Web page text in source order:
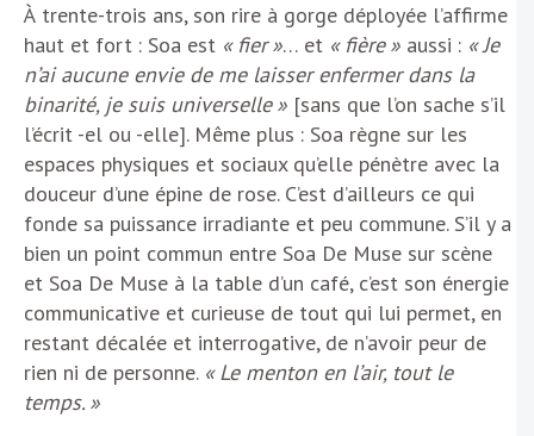
À trente-trois ans, son rire à gorge déployée l’affirme
haut et fort : Soa est « fier »… et « fière » aussi : « Je
n’ai aucune envie de me laisser enfermer dans la
binarité, je suis universelle » [sans que l’on sache s’il
l’écrit -el ou -elle]. Même plus : Soa règne sur les
espaces physiques et sociaux qu’elle pénètre avec la
douceur d’une épine de rose. C’est d’ailleurs ce qui
fonde sa puissance irradiante et peu commune. S’il y a
bien un point commun entre Soa De Muse sur scène
et Soa De Muse à la table d’un café, c’est son énergie
communicative et curieuse de tout qui lui permet, en
restant décalée et interrogative, de n’avoir peur de
rien ni de personne. « Le menton en l’air, tout le
temps. »